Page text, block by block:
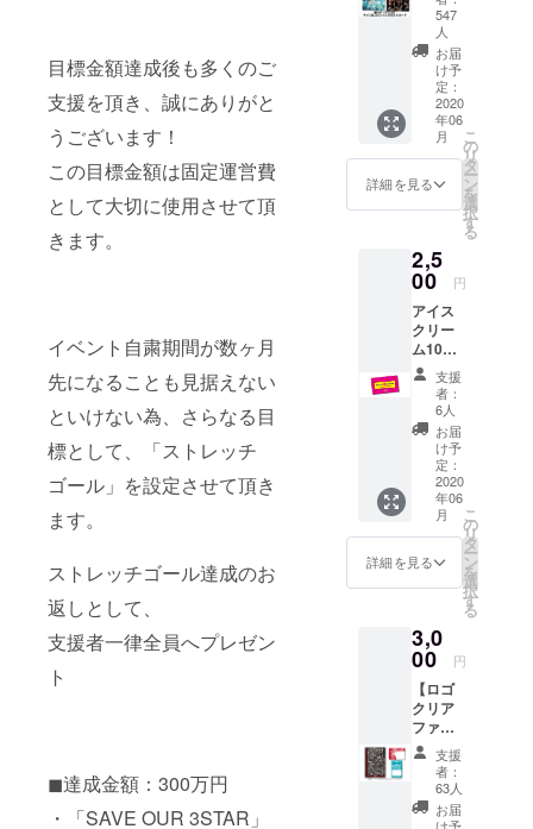
目標金額達成後も多くのご
支援を頂き、誠にありがと
うございます！
この目標金額は固定運営費
として大切に使用させて頂
きます。
イベント自粛期間が数ヶ月
先になることも見据えない
といけない為、さらなる目
標として、「ストレッチ
ゴール」を設定させて頂き
ます。
ストレッチゴール達成のお
返しとして、
支援者一律全員へプレゼン
ト
◼達成金額：300万円
・「SAVE OUR 3STAR」
※各リ
ターン
内容で
ご支援
をして
いただ
く際に
『上乗
援』を
するこ
す。 お
気持ち
で構い
ませ
ん！リ
ターン
の額に
上乗せ
して、
ご支援
頂けま
すと幸
いで
す。
ント入
りポス
トカー
ド1枚】
・ご支
援時、
備考欄
にお好
きな
アー
ト名1組
くださ
い。 ※
ご記入
がない
場合支
援がで
きませ
んので
ご注意
くださ
い。 *郵
送のみ
のお届
けにな
ります
(送料込
み)。
547
人
お届
け予
定：
2020
年06
月
詳細を見る
こ
の
リ
タ
ー
ン
を
選
択
す
る
2,5
00 円
アイス
クリー
ム10個
先払い
カード
「スリ
スター
アイス
クリー
ム」
※3STA
Rバーカ
ウン
ターに
て使用
可能。
トメ
ニュー
は除く
※全ての
300円ア
イスク
リーム
でご利
用頂け
ます。
※有効期
支援
者：
6人
お届
け予
定：
2020
年06
月
詳細を見る
こ
の
リ
タ
ー
ン
を
選
択
す
る
3,0
00 円
【ロゴ
クリア
ファイ
ル /
3STAR
&GRO
Wパス
シー
支援
者：
63人
お届
け予